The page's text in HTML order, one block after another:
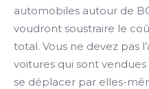
automobiles autour de
voudront soustraire le
total. Vous ne devez pas
voitures qui sont
se déplacer par elles-